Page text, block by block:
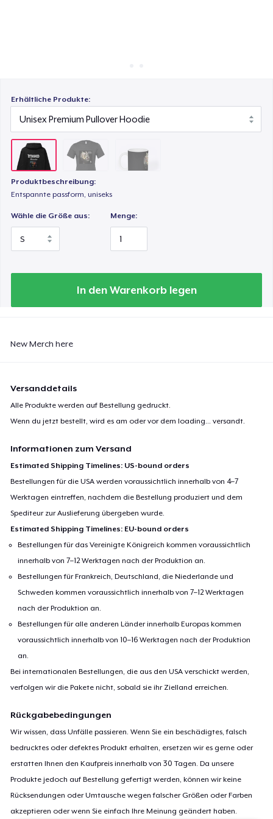
Erhältliche Produkte:
Produktbeschreibung:
Entspannte passform, uniseks
Wähle die Größe aus: Menge:
In den Warenkorb legen
New Merch here
Versanddetails
Alle Produkte werden auf Bestellung gedruckt.
Wenn du jetzt bestellt, wird es am oder vor demloading... versandt.
Informationen zum Versand
Estimated Shipping Timelines: US-bound orders
Bestellungen für die USA werden voraussichtlich innerhalb von 4–7
Werktagen eintreffen, nachdem die Bestellung produziert und dem
Spediteur zur Auslieferung übergeben wurde.
Estimated Shipping Timelines: EU-bound orders
Bestellungen für das Vereinigte Königreich kommen voraussichtlich
innerhalb von 7–12 Werktagen nach der Produktion an.
Bestellungen für Frankreich, Deutschland, die Niederlande und
Schweden kommen voraussichtlich innerhalb von 7–12 Werktagen
nach der Produktion an.
Bestellungen für alle anderen Länder innerhalb Europas kommen
voraussichtlich innerhalb von 10–16 Werktagen nach der Produktion
an.
Bei internationalen Bestellungen, die aus den USA verschickt werden,
verfolgen wir die Pakete nicht, sobald sie ihr Zielland erreichen.
Rückgabebedingungen
Wir wissen, dass Unfälle passieren. Wenn Sie ein beschädigtes, falsch
bedrucktes oder defektes Produkt erhalten, ersetzen wir es gerne oder
erstatten Ihnen den Kaufpreis innerhalb von 30 Tagen. Da unsere
Produkte jedoch auf Bestellung gefertigt werden, können wir keine
Rücksendungen oder Umtausche wegen falscher Größen oder Farben
akzeptieren oder wenn Sie einfach Ihre Meinung geändert haben.